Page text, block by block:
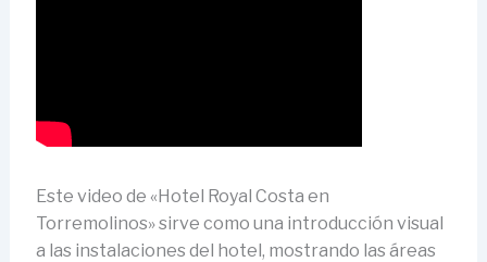
Este video de «Hotel Royal Costa en
Torremolinos» sirve como una introducción visual
a las instalaciones del hotel, mostrando las áreas